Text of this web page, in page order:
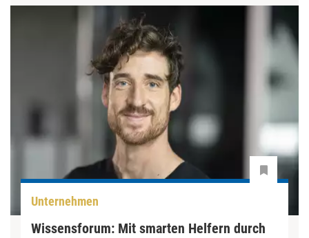
Unternehmen
Wissensforum: Mit smarten Helfern durch